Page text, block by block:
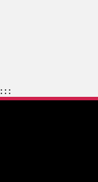
:::